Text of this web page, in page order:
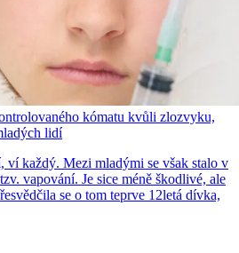
kómatu kvůli zlozvyku,
lidí
ví každý. Mezi mladými se však stalo v
vapování. Je sice méně škodlivé, ale
se o tom teprve 12letá dívka,